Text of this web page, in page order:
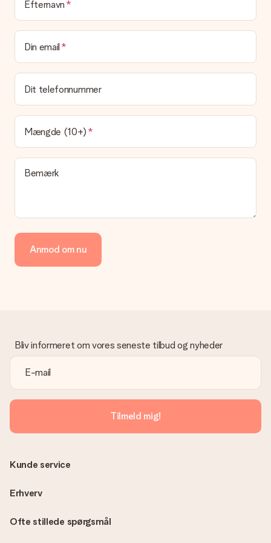
Leveringstid, leveringsmuligheder og
leveringsomkostninger
Kan jeg vælge en leveringsdato?
Det er ikke muligt at vælge en bestemt leveringsdato.
Hvad er leveringstiden, og hvornår modtager jeg min
gave?
Leveringstiden findes på gavens produktside. Du kan stole på,
at vores postfirma leverer din gave på denne dag.
Hvilke leveringsmuligheder kan jeg vælge?
I øjeblikket er det ikke (endnu) muligt at vælge en
leveringsindstilling. Den gave, du vil bestille, sendes enten som
en pakke eller som postkasse levering. Vil du gerne vide
hvilken måde din ordre sendes på? Kontakt venligst vores
Vi tilbyder følgende betalingsmetoder: Dankort, Paypal,
kreditkort, faktura via Klarna eller bankoverførsel. I tilfælde af
manuel betaling overførsel, skal du tage højde for en ekstra 3
venligst vores kundeservice, de hjælper gerne med at finde en
passende løsning.
Er fakturaen sendt sammen med ordren?
Ingen faktura sendes med din ordre. Du modtager altid
fakturaen i bekræftelsesemailen, og du kan altid finde den i din
MySurprise-konto. Det betyder at du kan få gaven leveret
direkte til modtageren, hvilket gør det til en sand
overraskelse!
Efternavn
Din email
Dit telefonnummer
Mængde (10+)
Bemærk
Anmod om nu
Bliv informeret om vores seneste tilbud og nyheder
Tilmeld mig!
Ofte stillede spørgsmål
Kunde service
Erhverv